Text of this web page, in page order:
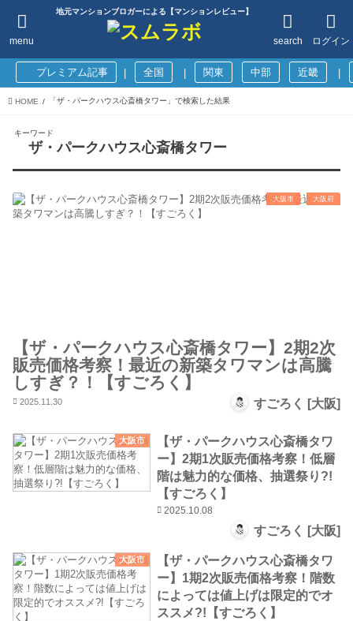
地元マンションブロガーによる【マンションレビュー】
ログイン
search
menu
プレミアム記事 全国 関東 中部 近畿
HOME 「ザ・パークハウス心斎橋タワー」で検索した結果
キーワード
ザ・パークハウス心斎橋タワー
大阪市 大阪府
【ザ・パークハウス心斎橋タワー】2期2次
販売価格考察！最近の新築タワマンは高騰
しすぎ？！【すごろく】
2025.11.30 すごろく [大阪]
大阪市
【ザ・パークハウス心斎橋タワ
ー】2期1次販売価格考察！低層
階は魅力的な価格、抽選祭り?!
【すごろく】
2025.10.08
すごろく [大阪]
大阪市
【ザ・パークハウス心斎橋タワ
ー】1期2次販売価格考察！階数
によっては値上げは限定的でオ
ススメ?!【すごろく】